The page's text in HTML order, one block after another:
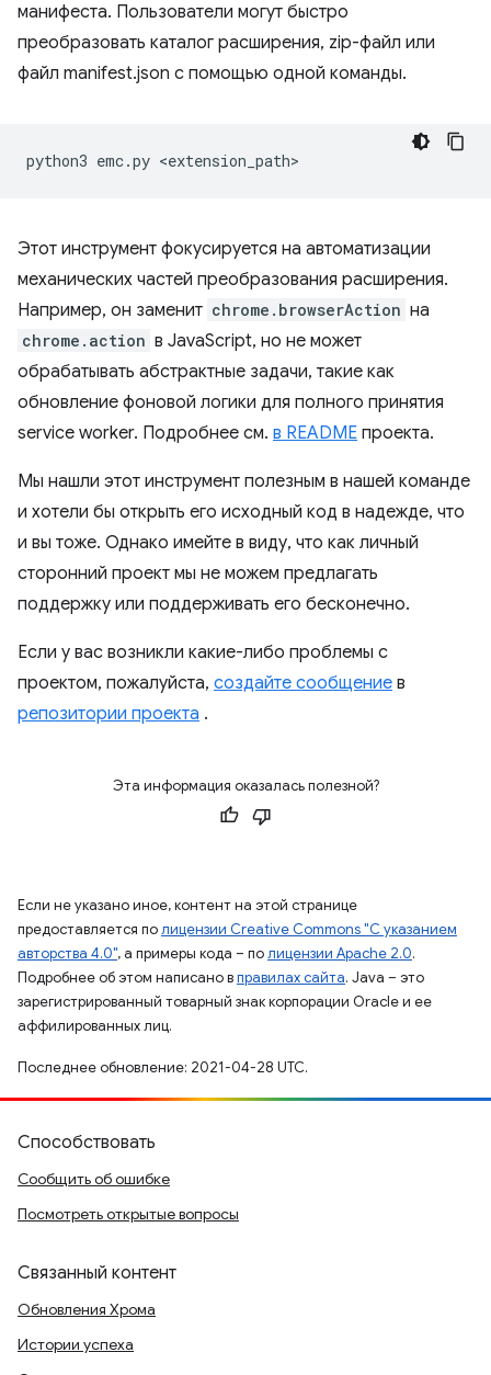
манифеста. Пользователи могут быстро
преобразовать каталог расширения, zip-файл или
файл manifest.json с помощью одной команды.
python3 emc.py
Этот инструмент фокусируется на автоматизации
механических частей преобразования расширения.
Например, он заменит chrome.browserAction на
chrome.action в JavaScript, но не может
обрабатывать абстрактные задачи, такие как
обновление фоновой логики для полного принятия
service worker. Подробнее см. в README проекта.
Мы нашли этот инструмент полезным в нашей команде
и хотели бы открыть его исходный код в надежде, что
и вы тоже. Однако имейте в виду, что как личный
сторонний проект мы не можем предлагать
поддержку или поддерживать его бесконечно.
Если у вас возникли какие-либо проблемы с
проектом, пожалуйста, создайте сообщение в
репозитории проекта .
Эта информация оказалась полезной?
Если не указано иное, контент на этой странице
предоставляется полицензии Creative Commons "С указанием
авторства 4.0", а примеры кода – полицензии Apache 2.0.
Подробнее об этом написано вправилах сайта. Java – это
зарегистрированный товарный знак корпорации Oracle и ее
аффилированных лиц.
Последнее обновление: 2021-04-28 UTC.
Способствовать
Сообщить об ошибке
Посмотреть открытые вопросы
Связанный контент
Обновления Хрома
Истории успеха